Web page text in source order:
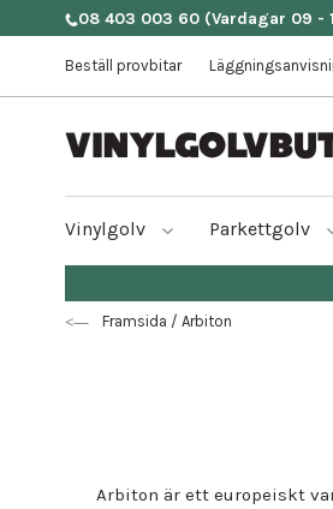
08 403 003 60 (Vardagar 09 -
Beställ provbitar
Vinylgolv Parkettgolv
Framsida / Arbiton
Arbiton är ett europeiskt